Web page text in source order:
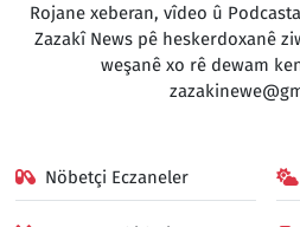
Rojane xeberan, vîdeo û
Zazakî News pê heskerdoxanê
weşanê xo rê dewam
Nöbetçi Eczaneler